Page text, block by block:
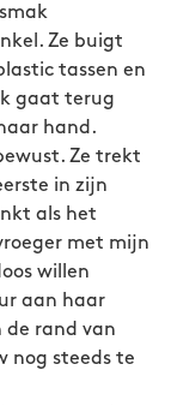
Ze buigt
tassen en
gaat terug
hand.
Ze trekt
in zijn
als het
met mijn
willen
aan haar
de rand van
nog steeds te